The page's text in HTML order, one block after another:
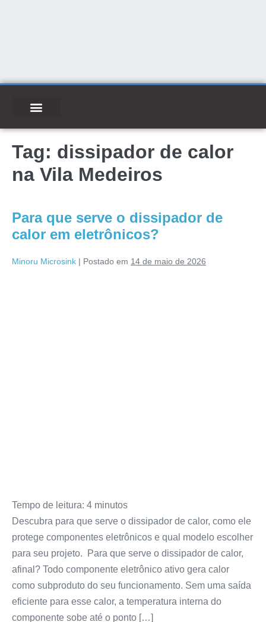
Tag: dissipador de calor
na Vila Medeiros
Para que serve o dissipador de
calor em eletrônicos?
Minoru Microsink | Postado em 14 de maio de 2026
Tempo de leitura: 4 minutos
Descubra para que serve o dissipador de calor, como ele
protege componentes eletrônicos e qual modelo escolher
para seu projeto. Para que serve o dissipador de calor,
afinal? Todo componente eletrônico ativo gera calor
como subproduto do seu funcionamento. Sem uma saída
eficiente para esse calor, a temperatura interna do
componente sobe até o ponto […]